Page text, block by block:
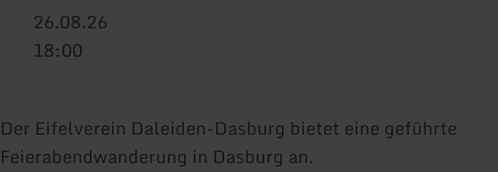
26.08.26
18:00
Der Eifelverein Daleiden-Dasburg bietet eine geführte
Feierabendwanderung in Dasburg an.